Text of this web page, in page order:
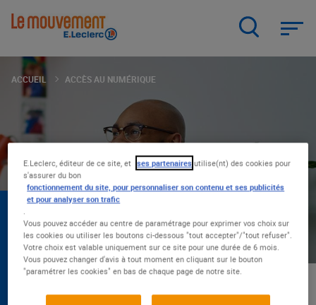
ACCUEIL ACCÈS AU NUMÉRIQUE
ACCÈS AU NUMÉRIQUE
Travailler, se former, accéder aux loisirs et aux
services : en quelques années, le numérique
est devenu indispensable dans nos vies. Alors,
chez E.Leclerc, on se bat pour que ce progrès
soit partagé par tous.
E.Leclerc, éditeur de ce site, et ses partenaires utilise(nt) des cookies pour
s'assurer du bon
fonctionnement du site, pour personnaliser son contenu et ses publicités
et pour analyser son trafic
.
Vous pouvez accéder au centre de paramétrage pour exprimer vos choix sur
les cookies ou utiliser les boutons ci-dessous "tout accepter"/"tout refuser".
Votre choix est valable uniquement sur ce site pour une durée de 6 mois.
Vous pouvez changer d'avis à tout moment en cliquant sur le bouton
"paramétrer les cookies" en bas de chaque page de notre site.